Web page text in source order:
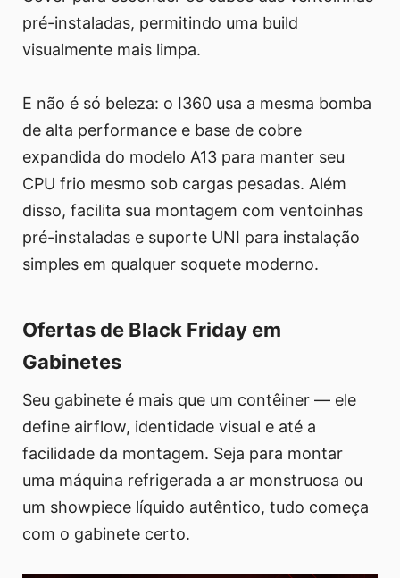
pré-instaladas, permitindo uma build
visualmente mais limpa.
E não é só beleza: o I360 usa a mesma bomba
de alta performance e base de cobre
expandida do modelo A13 para manter seu
CPU frio mesmo sob cargas pesadas. Além
disso, facilita sua montagem com ventoinhas
pré-instaladas e suporte UNI para instalação
simples em qualquer soquete moderno.
Ofertas de Black Friday em
Gabinetes
Seu gabinete é mais que um contêiner — ele
define airflow, identidade visual e até a
facilidade da montagem. Seja para montar
uma máquina refrigerada a ar monstruosa ou
um showpiece líquido autêntico, tudo começa
com o gabinete certo.